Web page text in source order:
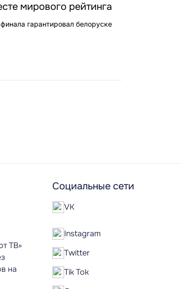
мирового рейтинга
гарантировал белоруске
ТВ»
на
Социальные сети
VK
Instagram
Twitter
Tik Tok